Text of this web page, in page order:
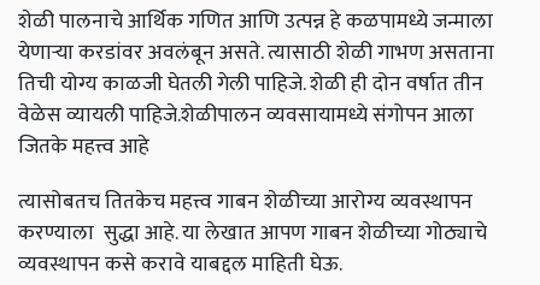
शेळी पालनाचे आर्थिक गणित आणि उत्पन्न हे कळपामध्ये जन्माला
येणार्‍या करडांवर अवलंबून असते. त्यासाठी शेळी गाभण असताना
तिची योग्य काळजी घेतली गेली पाहिजे. शेळी ही दोन वर्षात तीन
वेळेस व्यायली पाहिजे.शेळीपालन व्यवसायामध्ये संगोपन आला
जितके महत्त्व आहे
त्यासोबतच तितकेच महत्त्व गाबन शेळीच्या आरोग्य व्यवस्थापन
करण्याला सुद्धा आहे. या लेखात आपण गाबन शेळीच्या गोठ्याचे
व्यवस्थापन कसे करावे याबद्दल माहिती घेऊ.